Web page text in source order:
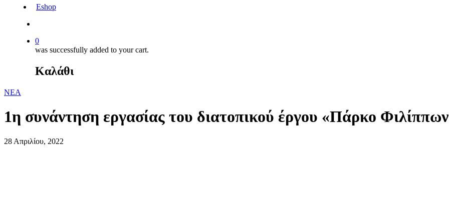
Eshop
0
was successfully added to your cart.
Καλάθι
ΝΕΑ
1η συνάντηση εργασίας του διατοπικού έργου «Πάρκο
28 Απριλίου, 2022